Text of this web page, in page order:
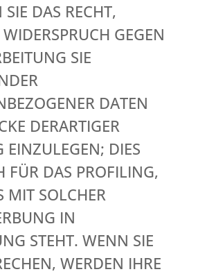
DAS RECHT,
WIDERSPRUCH GEGEN
SIE
DATEN
DERARTIGER
EINZULEGEN; DIES
FÜR DAS PROFILING,
MIT SOLCHER
IN
STEHT. WENN SIE
WERDEN IHRE